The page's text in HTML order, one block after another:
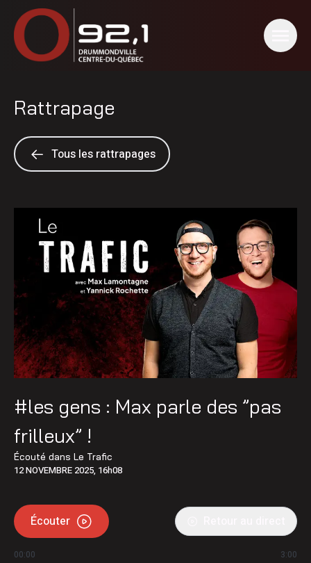
Rattrapage
Tous les rattrapages
#les gens : Max parle des ”pas
frilleux” !
Écouté dans Le Trafic
12 NOVEMBRE 2025, 16h08
Écouter
00:00 3:00